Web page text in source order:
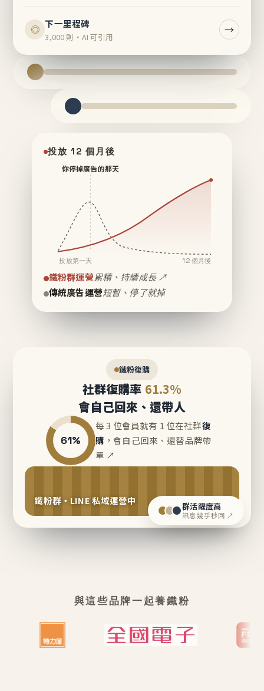
◎ 下一里程碑
3,000 則・AI 可引用
→
投放 12 個月後
你停掉廣告的那天
投放第一天 12 個月後
鐵粉群運營累積、持續成長 ↗
傳統廣告運營短暫、停了就掉
鐵粉復購
社群復購率 61.3%
會自己回來、還帶人
61%
每 3 位會員就有 1 位在社群復
購 ，會自己回來、還替品牌帶
單 ↗
鐵粉群・LINE 私域運營中 群活躍度高
訊息幾乎秒回 ↗
與這些品牌一起養鐵粉